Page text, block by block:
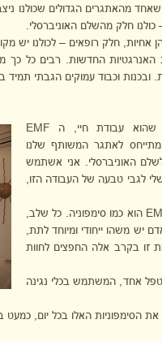
מהאתגרים הגדולים שכולנו
כולנו חלק מהשלם האוניברסלי.
חלק רופאים – לכולנו יש
האנרגטיות החדשות. רבים כל
ובכנות וכבוד עמוקים הגבתי תמיד
שהוא עבודת חיי, ה EMF
מתייחס לאתגר המשותף שלנו
האוניברסלי. אני אשתמש
לגבי טבעה של העבודה הזו,
הוא כמו סימפוניה. כל שלב,
יש משהו ייחודי ומיוחד לתת,
זו בקרב אלה החפצים לחוות
אחד, המשתמש בכלי נגינה
הסימפוניות האלו בכל יום, כמעט